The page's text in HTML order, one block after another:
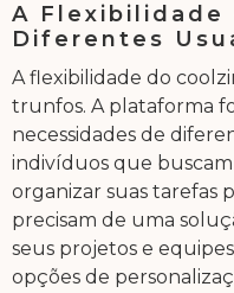
A Flexibilidade
Diferentes
A flexibilidade do
trunfos. A plataforma
necessidades de
indivíduos que
organizar suas tarefas
precisam de uma
seus projetos e
opções de